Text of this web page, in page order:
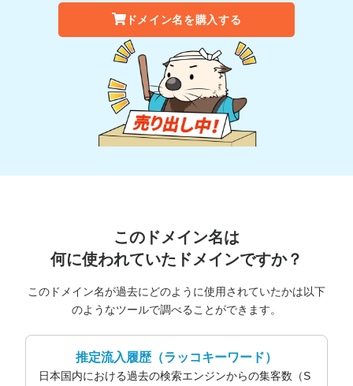
ドメイン名を購入する
このドメイン名は
何に使われていたドメインですか？
このドメイン名が過去にどのように使用されていたかは以下
のようなツールで調べることができます。
推定流入履歴（ラッコキーワード）
日本国内における過去の検索エンジンからの集客数（S